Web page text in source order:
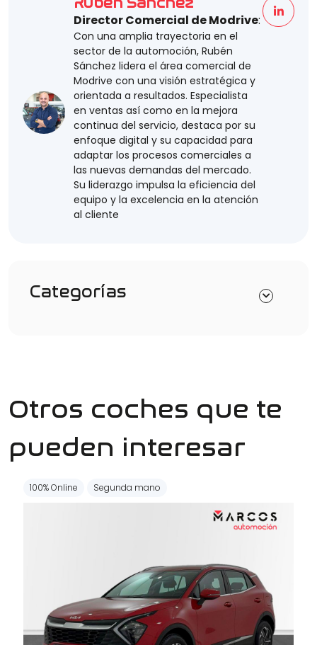
Rubén Sánchez
Director Comercial de Modrive:
Con una amplia trayectoria en el
sector de la automoción, Rubén
Sánchez lidera el área comercial de
Modrive con una visión estratégica y
orientada a resultados. Especialista
en ventas así como en la mejora
continua del servicio, destaca por su
enfoque digital y su capacidad para
adaptar los procesos comerciales a
las nuevas demandas del mercado.
Su liderazgo impulsa la eficiencia del
equipo y la excelencia en la atención
al cliente
Categorías
Otros coches que te
pueden interesar
100% Online Segunda mano